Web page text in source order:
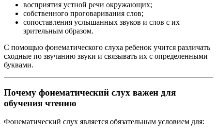
восприятия устной речи окружающих;
собственного проговаривания слов;
сопоставления услышанных звуков и слов с их
зрительным образом.
С помощью фонематического слуха ребенок учится различать
сходные по звучанию звуки и связывать их с определенными
буквами.
Почему фонематический слух важен для
обучения чтению
Фонематический слух является обязательным условием для: